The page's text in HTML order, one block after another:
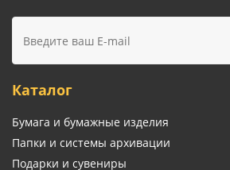
Каталог
Бумага и бумажные изделия
Папки и системы архивации
Подарки и сувениры